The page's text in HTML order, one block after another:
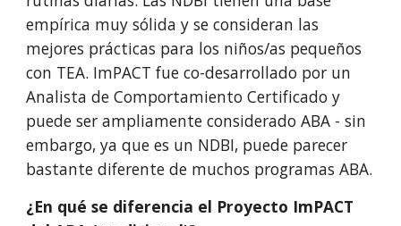
empírica muy sólida y se consideran las
mejores prácticas para los niños/as pequeños
con TEA. ImPACT fue co-desarrollado por un
Analista de Comportamiento Certificado y
puede ser ampliamente considerado ABA - sin
embargo, ya que es un NDBI, puede parecer
bastante diferente de muchos programas ABA.
¿En qué se diferencia el Proyecto ImPACT